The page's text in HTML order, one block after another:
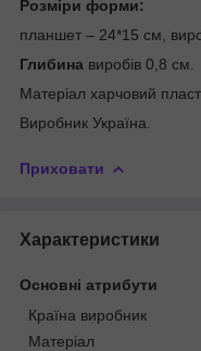
Розміри форми:
планшет – 24*15 см,
Глибина виробів 0,8 см.
Матеріал харчовий
Виробник Україна.
Приховати
Характеристики
Основні атрибути
Країна виробник
Матеріал